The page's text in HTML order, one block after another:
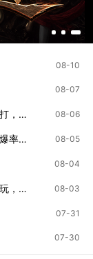
08-10
08-07
斗战神途 | 解密剧情，爆率全开，材料好打，深度养成 08-06
新火龙神途 | 十五种职业，多样化玩法，爆率适中 08-05
08-04
龙城神途 | 百种天赋，复古微变，长久耐玩，全部靠打 08-03
07-31
07-30